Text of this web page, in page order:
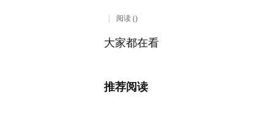
阅读 ()
大家都在看
推荐阅读